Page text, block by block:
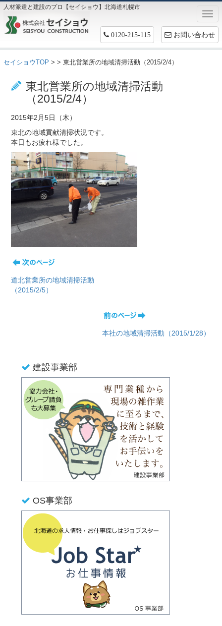
人材派遣と建設のプロ【セイショウ】北海道札幌市
0120-215-115 お問い合わせ
お仕事情報
セイショウTOP > > 東北営業所の地域清掃活動（2015/2/4）
東北営業所の地域清掃活動
（2015/2/4）
2015年2月5日（木）
東北の地域貢献清掃状況です。
本日もお疲れ様でした。
道北営業所の地域清掃活動
（2015/2/5）
本社の地域清掃活動（2015/1/28）
建設事業部
OS事業部